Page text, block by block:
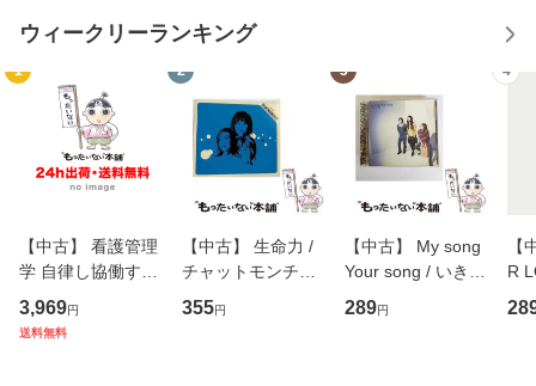
ウィークリーランキング
1
【中古】 看護管理
学 自律し協働する
専門職の看護マネ
ジメントスキル 改
3,969円
送料無料
2
【中古】 生命力 /
チャットモンチー /
キューンレコード
[CD]【メール便送
355円
3
【中古】 My song
Your song / いきも
のがかり / [CD]
【メール便送料無
289円
4
【
R
産